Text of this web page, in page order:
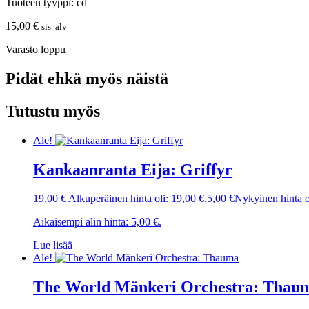
15,00 € sis. alv
Varasto loppu
Pidät ehkä myös näistä
Tutustu myös
Ale!
Kankaanranta Eija: Griffyr
19,00€Alkuperäinen hinta oli: 19,00 €.5,00 €Nykyinen hinta
Aikaisempi alin hinta: 5,00 €.
Lue lisää
Ale!
The World Mänkeri Orchestra: